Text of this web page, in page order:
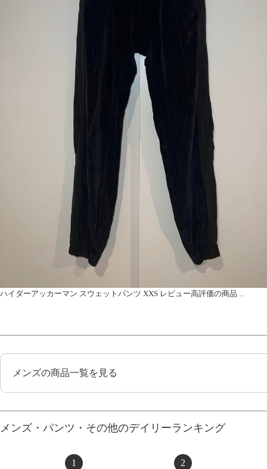
ハイダーアッカーマン スウェットパンツ XXS レビュー高評価の商品 ...
メンズの商品一覧を見る
メンズ・パンツ・その他のデイリーランキング
1 2